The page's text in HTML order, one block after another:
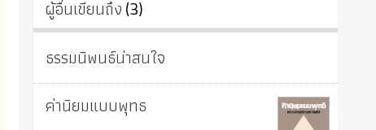
ผู้อื่นเขียนถึง(3)
ธรรมนิพนธ์น่าสนใจ
ค่านิยมแบบพุทธ